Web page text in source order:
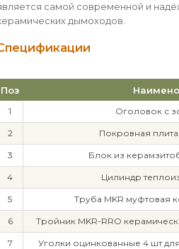
самой современной и
дымоходов.
Поз
1 Оголовок с
2 Покровная плита
3 Блок из
4 Цилиндр
5 Труба MKR муфтовая
6 Тройник MKR-RRO
7 Уголки оцинкованные 4 шт